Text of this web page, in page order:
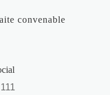
convenable